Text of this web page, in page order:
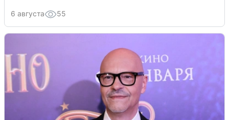
6 августа 55